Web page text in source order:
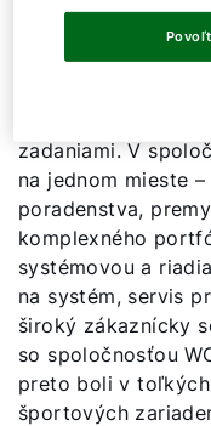
funkčnosť
Od začiatku vám
zadaniami. V
na jednom mieste
poradenstva,
komplexného
systémovou a
na systém, servis
široký zákaznícky
so spoločnosťou
preto boli v
športových